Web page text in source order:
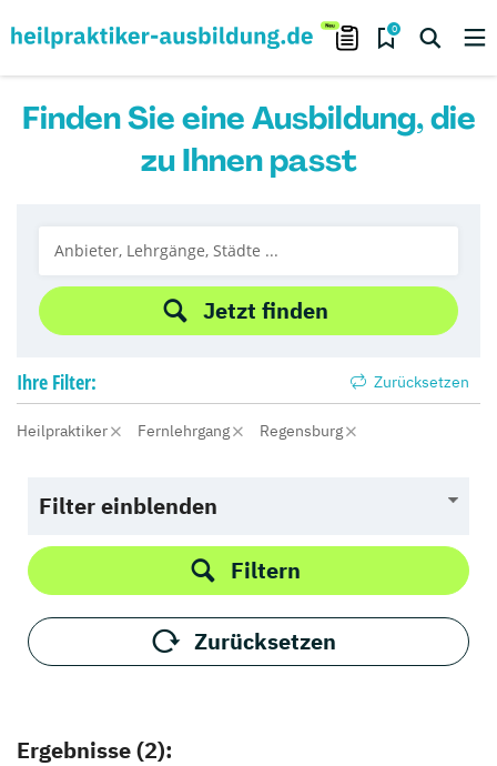
0
Finden Sie eine Ausbildung, die
zu Ihnen passt
Jetzt finden
Ihre Filter: Zurücksetzen
Heilpraktiker Fernlehrgang Regensburg
Filter einblenden
Filtern
Zurücksetzen
Ergebnisse (2):